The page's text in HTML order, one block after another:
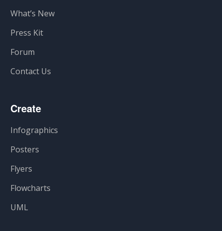
What’s New
Press Kit
Forum
Contact Us
Create
Infographics
Posters
Flyers
Flowcharts
UML